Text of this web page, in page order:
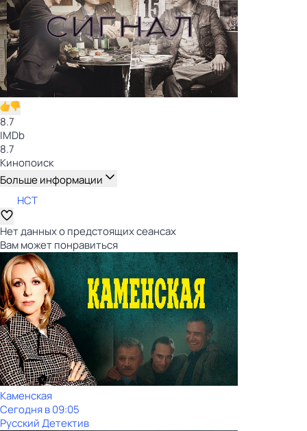
8.7
IMDb
8.7
Кинопоиск
Больше информации
НСТ
Нет данных о предстоящих сеансах
Вам может понравиться
Каменская
Сегодня в 09:05
Русский Детектив